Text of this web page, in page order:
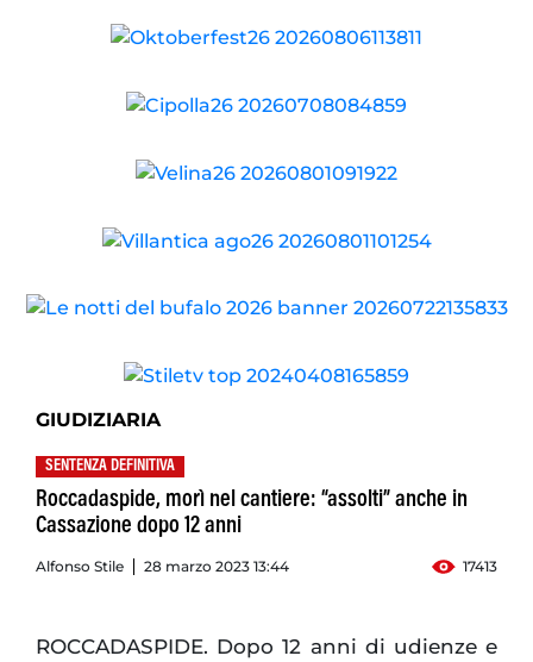
GIUDIZIARIA
SENTENZA DEFINITIVA
Roccadaspide, morì nel cantiere: “assolti” anche in
Cassazione dopo 12 anni
Alfonso Stile 28 marzo 2023 13:44 17413
ROCCADASPIDE. Dopo 12 anni di udienze e